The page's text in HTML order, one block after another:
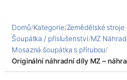
Domů/Kategorie/Zemědělské stroje
Šoupátka / příslušenství/MZ
Mosazná šoupátka s přírubou/
Originální náhradní díly MZ –